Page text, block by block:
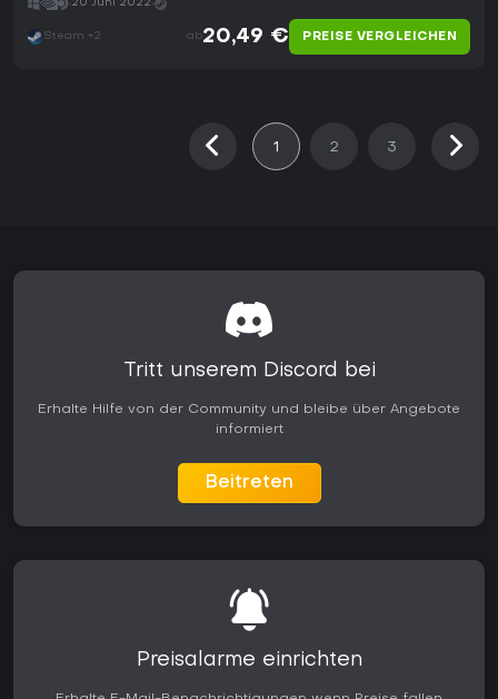
20 Juni 2022
Steam +2 ab20,49 € PREISE VERGLEICHEN
1 2 3
Tritt unserem Discord bei
Erhalte Hilfe von der Community und bleibe über Angebote
informiert
Beitreten
Preisalarme einrichten